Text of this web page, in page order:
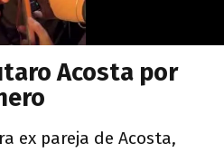
Acosta por
ex pareja de Acosta,